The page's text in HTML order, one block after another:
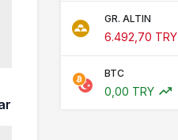
GR. ALTIN
6.492,70 TRY
BTC
0,00 TRY